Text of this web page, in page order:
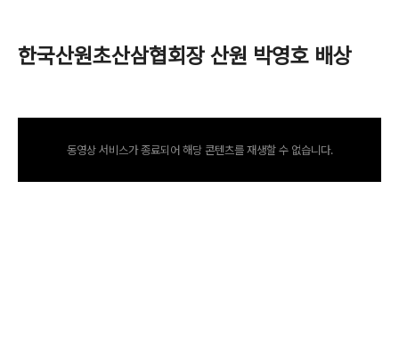
한국산원초산삼협회장 산원 박영호 배상
동영상 서비스가 종료되어 해당 콘텐츠를 재생할 수 없습니다.